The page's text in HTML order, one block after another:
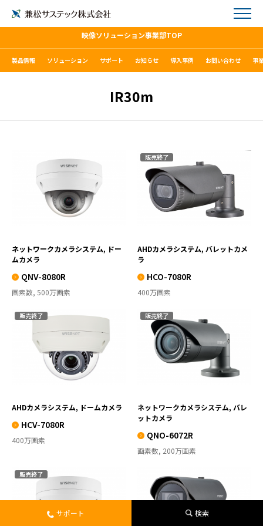
映像ソリューション事業部TOP
製品情報 ソリューション サポート お知らせ 導入事例 お問い合わせ 事
IR30m
QNV-8080R
VIEW MORE
ネットワークカメラシステム, ドー
ムカメラ
QNV-8080R
画素数, 500万画素
販売終了
HCO-7080R
VIEW MORE
AHDカメラシステム, バレットカメ
ラ
HCO-7080R
400万画素
販売終了
HCV-7080R
VIEW MORE
AHDカメラシステム, ドームカメラ
HCV-7080R
400万画素
販売終了
QNO-6072R
VIEW MORE
ネットワークカメラシステム, バレ
ットカメラ
QNO-6072R
画素数, 200万画素
販売終了
QNV-6072R
VIEW MORE
QNO-8080R
VIEW MORE
サポート 検索